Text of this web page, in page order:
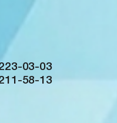
03-03
58-13